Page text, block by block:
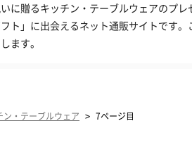
に贈るキッチン・テーブルウェアのプ
ト」に出会えるネット通販サイトです
ます。
ン・テーブルウェア > 7ページ目